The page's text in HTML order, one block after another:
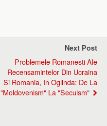
Next Post
Problemele Romanesti Ale
Recensamintelor Din Ucraina
Si Romania, In Oglinda: De La
"moldovenism" La "secuism"